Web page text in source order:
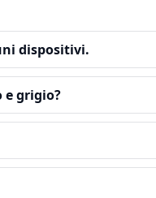
dispositivi.
e grigio?